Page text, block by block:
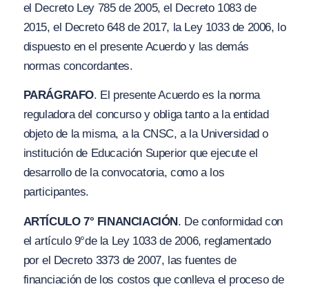
el Decreto Ley 785 de 2005, el Decreto 1083 de
2015, el Decreto 648 de 2017, la Ley 1033 de 2006, lo
dispuesto en el presente Acuerdo y las demás
normas concordantes.
PARÁGRAFO. El presente Acuerdo es la norma
reguladora del concurso y obliga tanto a la entidad
objeto de la misma, a la CNSC, a la Universidad o
institución de Educación Superior que ejecute el
desarrollo de la convocatoria, como a los
participantes.
ARTÍCULO 7° FINANCIACIÓN. De conformidad con
el artículo 9°de la Ley 1033 de 2006, reglamentado
por el Decreto 3373 de 2007, las fuentes de
financiación de los costos que conlleva el proceso de